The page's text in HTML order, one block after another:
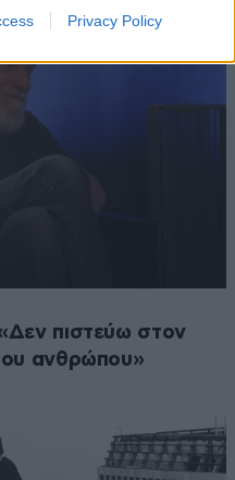
Privacy Policy
πιστεύω στον
ανθρώπου»